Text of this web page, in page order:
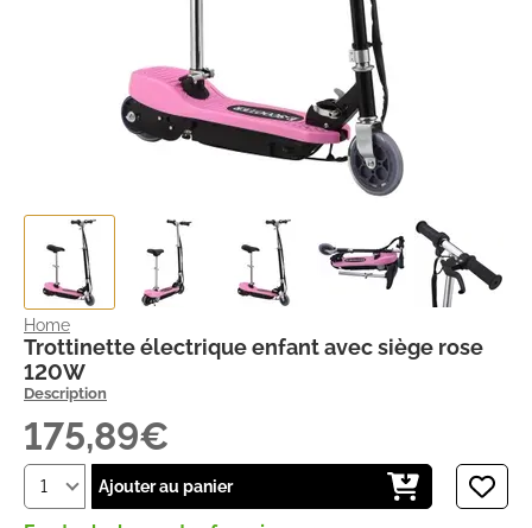
Home
Trottinette électrique enfant avec siège rose
120W
Description
175,89€
Ajouter au panier